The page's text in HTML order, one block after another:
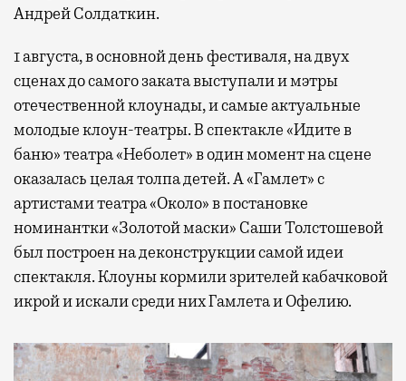
Андрей Солдаткин.
1 августа, в основной день фестиваля, на двух
сценах до самого заката выступали и мэтры
отечественной клоунады, и самые актуальные
молодые клоун-театры. В спектакле «Идите в
баню» театра «Неболет» в один момент на сцене
оказалась целая толпа детей. А «Гамлет» с
артистами театра «Около» в постановке
номинантки «Золотой маски» Саши Толстошевой
был построен на деконструкции самой идеи
спектакля. Клоуны кормили зрителей кабачковой
икрой и искали среди них Гамлета и Офелию.